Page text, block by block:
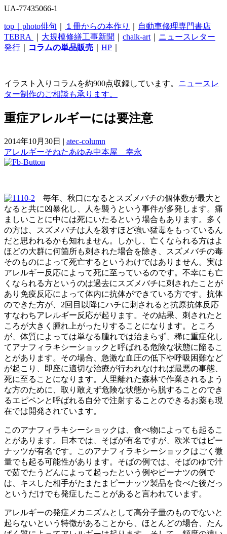
UA-77435066-1
top｜ photo俳句 １冊からの本作り
自動車修理専門書店
TEBRA
大規模修繕工事新聞 chalk-art
ニュースレター
発行
コラムの単品販売 HP
イラスト入りコラムを約900点収録しています。 ニュースレ
ター制作のご相談も承ります。
重症アレルギーには要注意
2014年10月30日 | atec-column
アレルギーそねたあゆみ中本屋 幸永
毎年、秋口になるとスズメバチの個体数が最大と
なると共に凶暴化し、人を襲うという事件が多発します。痛
ましいことに中には死にいたるという場合もあります。多く
の方は、スズメバチは人を殺すほど強い猛毒をもっているん
だと思われるかも知れません。しかし、亡くなられる方はよ
ほどの大群に何箇所も刺された場合を除き、スズメバチの毒
そのものによって死亡するというわけではありません。実は
アレルギー反応によって死に至っているのです。不幸にも亡
くなられる方というのは過去にスズメバチに刺されたことが
あり免疫反応によって体内に抗体ができている方です。抗体
のできた方が、2回目以降にハチに刺されると抗原抗体反応
すなわちアレルギー反応が起ります。その結果、刺されたと
ころが大きく腫れ上がったりすることになります。ところ
が、体質によっては単なる腫れでは治まらず、稀に重症化し
てアナフィラキシーショックと呼ばれる危険な状態に陥るこ
とがあります。その場合、急激な血圧の低下や呼吸困難など
が起こり、即座に適切な治療が行われなければ最悪の事態、
死に至ることになります。人里離れた森林で作業されるよう
な方のために、取り敢えず危険な状態から脱することのでき
るエピペンと呼ばれる自分で注射することのできるお薬も現
在では開発されています。
このアナフィラキシーショックは、食べ物によっても起るこ
とがあります。日本では、そばが有名ですが、欧米ではピー
ナッツが有名です。このアナフィラキシーショックはごく微
量でも起る可能性があります。そばの例では、そばのゆで汁
で茹でたうどんによって起ったという例やピーナツの例で
は、キスした相手がたまたまピーナッツ製品を食べた後だっ
というだけでも発症したことがあると言われています。
アレルギーの発症メカニズムとして高分子量のものでないと
起らないという特徴があることから、ほとんどの場合、たん